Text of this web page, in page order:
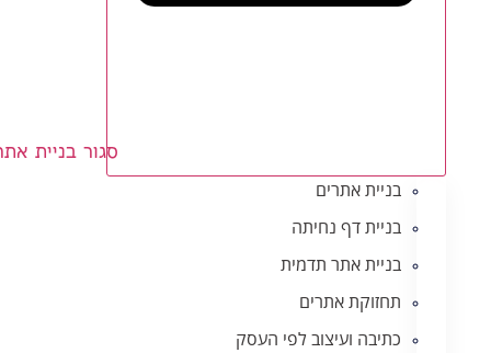
סגור בניית
בניית אתרים
בניית דף נחיתה
בניית אתר תדמית
תחזוקת אתרים
כתיבה ועיצוב לפי העסק